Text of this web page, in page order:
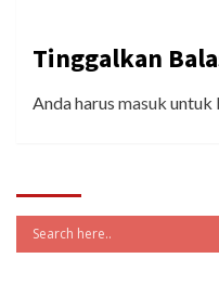
Tinggalkan
Anda harus masuk untuk